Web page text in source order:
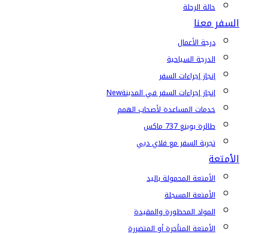
حالة الرحلة
السفر معنا
درجة الأعمال
الدرجة السياحية
إنجاز إجراءات السفر
إنجاز إجراءات السفر في المدينةNew
خدمات المساعدة لأصحاب الهمم
طائرة بوينغ 737 ماكس
تجربة السفر مع فلاي دبي
الأمتعة
الأمتعة المحمولة باليد
الأمتعة المسجلة
المواد المحظورة والمقيدة
الأمتعة المتأخرة أو المتضررة